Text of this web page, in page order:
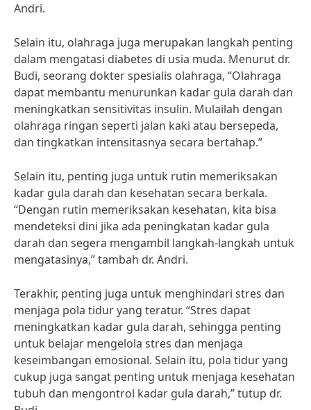
Andri.
Selain itu, olahraga juga merupakan langkah penting
dalam mengatasi diabetes di usia muda. Menurut dr.
Budi, seorang dokter spesialis olahraga, “Olahraga
dapat membantu menurunkan kadar gula darah dan
meningkatkan sensitivitas insulin. Mulailah dengan
olahraga ringan seperti jalan kaki atau bersepeda,
dan tingkatkan intensitasnya secara bertahap.”
Selain itu, penting juga untuk rutin memeriksakan
kadar gula darah dan kesehatan secara berkala.
“Dengan rutin memeriksakan kesehatan, kita bisa
mendeteksi dini jika ada peningkatan kadar gula
darah dan segera mengambil langkah-langkah untuk
mengatasinya,” tambah dr. Andri.
Terakhir, penting juga untuk menghindari stres dan
menjaga pola tidur yang teratur. “Stres dapat
meningkatkan kadar gula darah, sehingga penting
untuk belajar mengelola stres dan menjaga
keseimbangan emosional. Selain itu, pola tidur yang
cukup juga sangat penting untuk menjaga kesehatan
tubuh dan mengontrol kadar gula darah,” tutup dr.